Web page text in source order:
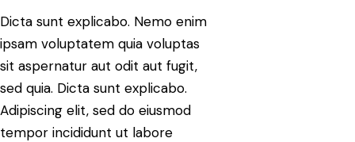
Dicta sunt explicabo. Nemo enim
ipsam voluptatem quia voluptas
sit aspernatur aut odit aut fugit,
sed quia. Dicta sunt explicabo.
Adipiscing elit, sed do eiusmod
tempor incididunt ut labore